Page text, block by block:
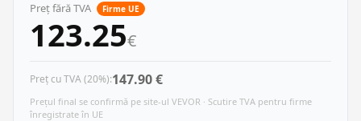
Preț fără TVA Firme UE
123.25€
Preț cu TVA (20%):147.90 €
Prețul final se confirmă pe site-ul VEVOR · Scutire TVA pentru firme
înregistrate în UE